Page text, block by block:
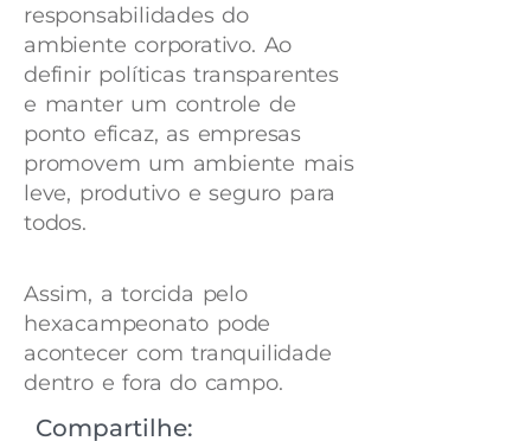
responsabilidades do
ambiente corporativo. Ao
definir políticas transparentes
e manter um controle de
ponto eficaz, as empresas
promovem um ambiente mais
leve, produtivo e seguro para
todos.
Assim, a torcida pelo
hexacampeonato pode
acontecer com tranquilidade
dentro e fora do campo.
Compartilhe: